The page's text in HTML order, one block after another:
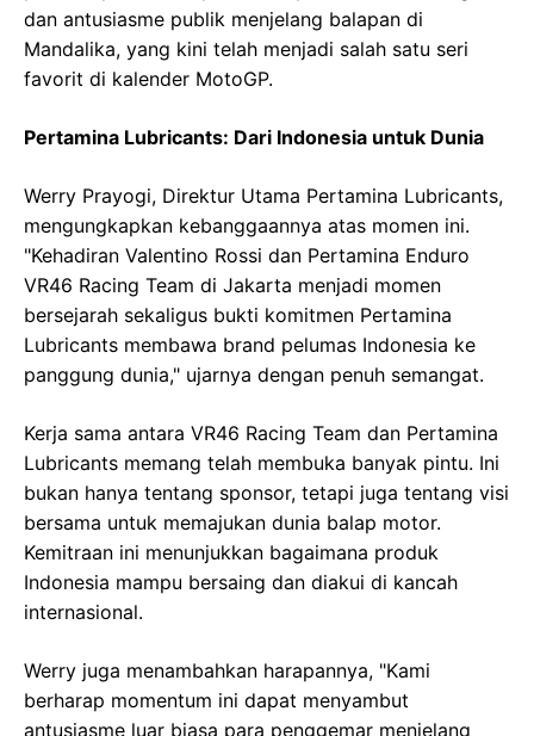
dan antusiasme publik menjelang balapan di
Mandalika, yang kini telah menjadi salah satu seri
favorit di kalender MotoGP.
Pertamina Lubricants: Dari Indonesia untuk Dunia
Werry Prayogi, Direktur Utama Pertamina Lubricants,
mengungkapkan kebanggaannya atas momen ini.
"Kehadiran Valentino Rossi dan Pertamina Enduro
VR46 Racing Team di Jakarta menjadi momen
bersejarah sekaligus bukti komitmen Pertamina
Lubricants membawa brand pelumas Indonesia ke
panggung dunia," ujarnya dengan penuh semangat.
Kerja sama antara VR46 Racing Team dan Pertamina
Lubricants memang telah membuka banyak pintu. Ini
bukan hanya tentang sponsor, tetapi juga tentang visi
bersama untuk memajukan dunia balap motor.
Kemitraan ini menunjukkan bagaimana produk
Indonesia mampu bersaing dan diakui di kancah
internasional.
Werry juga menambahkan harapannya, "Kami
berharap momentum ini dapat menyambut
antusiasme luar biasa para penggemar menjelang